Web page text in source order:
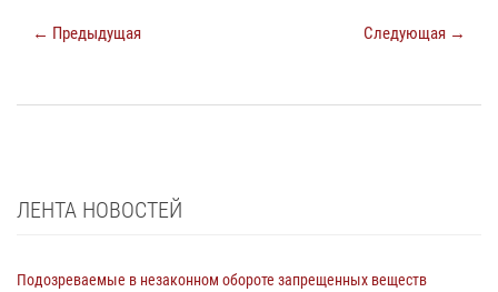
← Предыдущая Следующая →
ЛЕНТА НОВОСТЕЙ
Подозреваемые в незаконном обороте запрещенных веществ